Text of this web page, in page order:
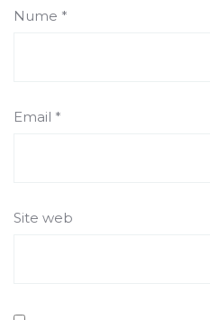
Nume *
Email *
Site web